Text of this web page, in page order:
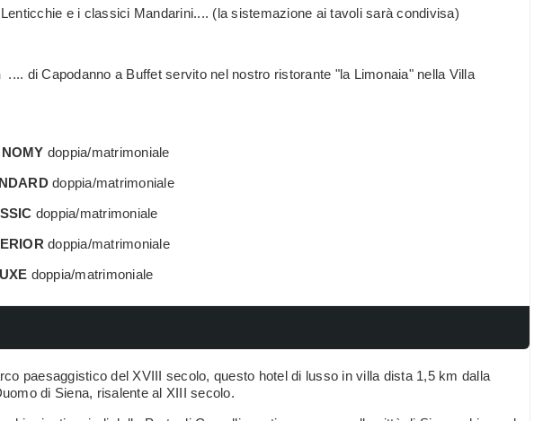
e i classici Mandarini.... (la sistemazione ai tavoli sarà condivisa)
.... di Capodanno a Buffet servito nel nostro ristorante "la Limonaia" nella Villa
doppia/matrimoniale
doppia/matrimoniale
doppia/matrimoniale
doppia/matrimoniale
doppia/matrimoniale
paesaggistico del XVIII secolo, questo hotel di lusso in villa dista 1,5 km dalla
di Siena, risalente al XIII secolo.